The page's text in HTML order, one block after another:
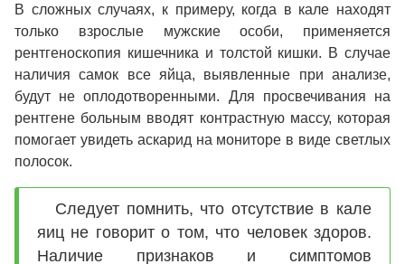
В сложных случаях, к примеру, когда в кале находят
только взрослые мужские особи, применяется
рентгеноскопия кишечника и толстой кишки. В случае
наличия самок все яйца, выявленные при анализе,
будут не оплодотворенными. Для просвечивания на
рентгене больным вводят контрастную массу, которая
помогает увидеть аскарид на мониторе в виде светлых
полосок.
Следует помнить, что отсутствие в кале
яиц не говорит о том, что человек здоров.
Наличие признаков и симптомов